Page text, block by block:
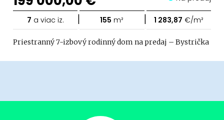
7 a viac iz. | 155 m² | 1 283,87 €/m²
Priestranný 7-izbový rodinný dom na predaj – Bystrička